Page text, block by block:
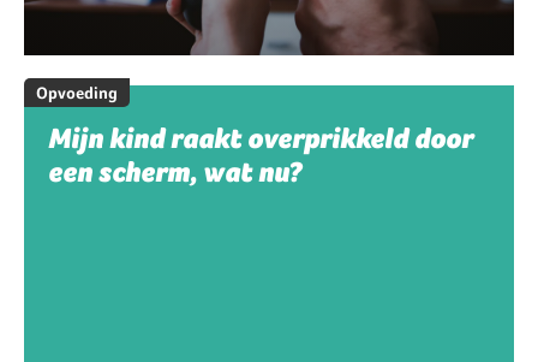
Opvoeding
Mijn kind raakt overprikkeld door
een scherm, wat nu?